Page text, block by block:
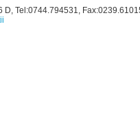
D, Tel:0744.794531,